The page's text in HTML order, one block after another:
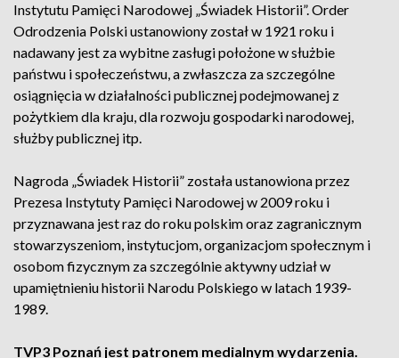
Instytutu Pamięci Narodowej „Świadek Historii”. Order
Odrodzenia Polski ustanowiony został w 1921 roku i
nadawany jest za wybitne zasługi położone w służbie
państwu i społeczeństwu, a zwłaszcza za szczególne
osiągnięcia w działalności publicznej podejmowanej z
pożytkiem dla kraju, dla rozwoju gospodarki narodowej,
służby publicznej itp.
Nagroda „Świadek Historii” została ustanowiona przez
Prezesa Instytuty Pamięci Narodowej w 2009 roku i
przyznawana jest raz do roku polskim oraz zagranicznym
stowarzyszeniom, instytucjom, organizacjom społecznym i
osobom fizycznym za szczególnie aktywny udział w
upamiętnieniu historii Narodu Polskiego w latach 1939-
1989.
TVP3 Poznań jest patronem medialnym wydarzenia.